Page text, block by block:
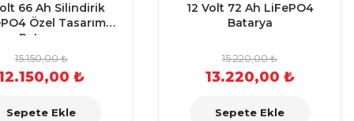
66 Ah Silindirik
Özel Tasarım
Batarya
15.150,00 ₺
₺
Sepete Ekle
12 Volt 72 Ah LiFePO4
Batarya
15.220,00 ₺
13.220,00 ₺
Sepete Ekle